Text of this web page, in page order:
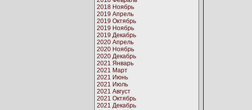
2018 Ноябрь
2019 Апрель
2019 Октябрь
2019 Ноябрь
2019 Декабрь
2020 Апрель
2020 Ноябрь
2020 Декабрь
2021 Январь
2021 Март
2021 Июнь
2021 Июль
2021 Август
2021 Октябрь
2021 Декабрь